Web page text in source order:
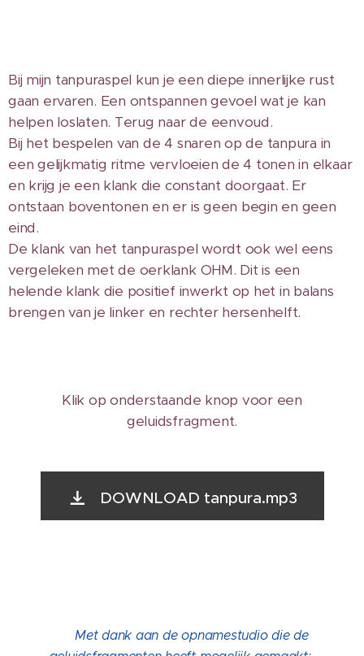
Bij mijn tanpuraspel kun je een diepe innerlijke rust
gaan ervaren. Een ontspannen gevoel wat je kan
helpen loslaten. Terug naar de eenvoud.
Bij het bespelen van de 4 snaren op de tanpura in
een gelijkmatig ritme vervloeien de 4 tonen in elkaar
en krijg je een klank die constant doorgaat. Er
ontstaan boventonen en er is geen begin en geen
eind.
De klank van het tanpuraspel wordt ook wel eens
vergeleken met de oerklank OHM. Dit is een
helende klank die positief inwerkt op het in balans
brengen van je linker en rechter hersenhelft.
Klik op onderstaande knop voor een
geluidsfragment.
DOWNLOAD tanpura.mp3
Metdank aan de opnamestudio die de